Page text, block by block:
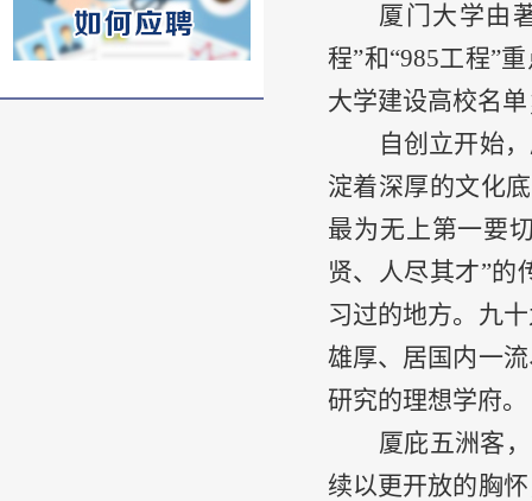
厦门大学由
程”和“985工程”重
大学建设高校名
自创立开始
淀着深厚的文化
最为无上第一要
贤、人尽其才”的
习过的地方。九
雄厚、居国内一
研究的理想学府。
厦庇五洲客
续以更开放的胸